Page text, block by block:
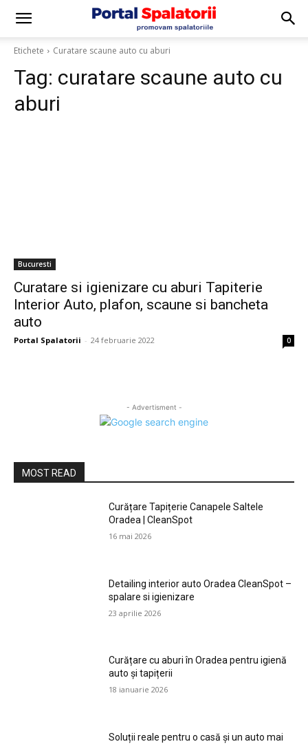
Etichete Curatare scaune auto cu aburi
Tag: curatare scaune auto cu
aburi
Bucuresti
Curatare si igienizare cu aburi Tapiterie
Interior Auto, plafon, scaune si bancheta
auto
Portal Spalatorii - 24 februarie 2022 0
- Advertisment -
MOST READ
Curățare Tapițerie Canapele Saltele
Oradea | CleanSpot
16 mai 2026
Detailing interior auto Oradea CleanSpot –
spalare si igienizare
23 aprilie 2026
Curățare cu aburi în Oradea pentru igienă
auto și tapițerii
18 ianuarie 2026
Soluții reale pentru o casă și un auto mai